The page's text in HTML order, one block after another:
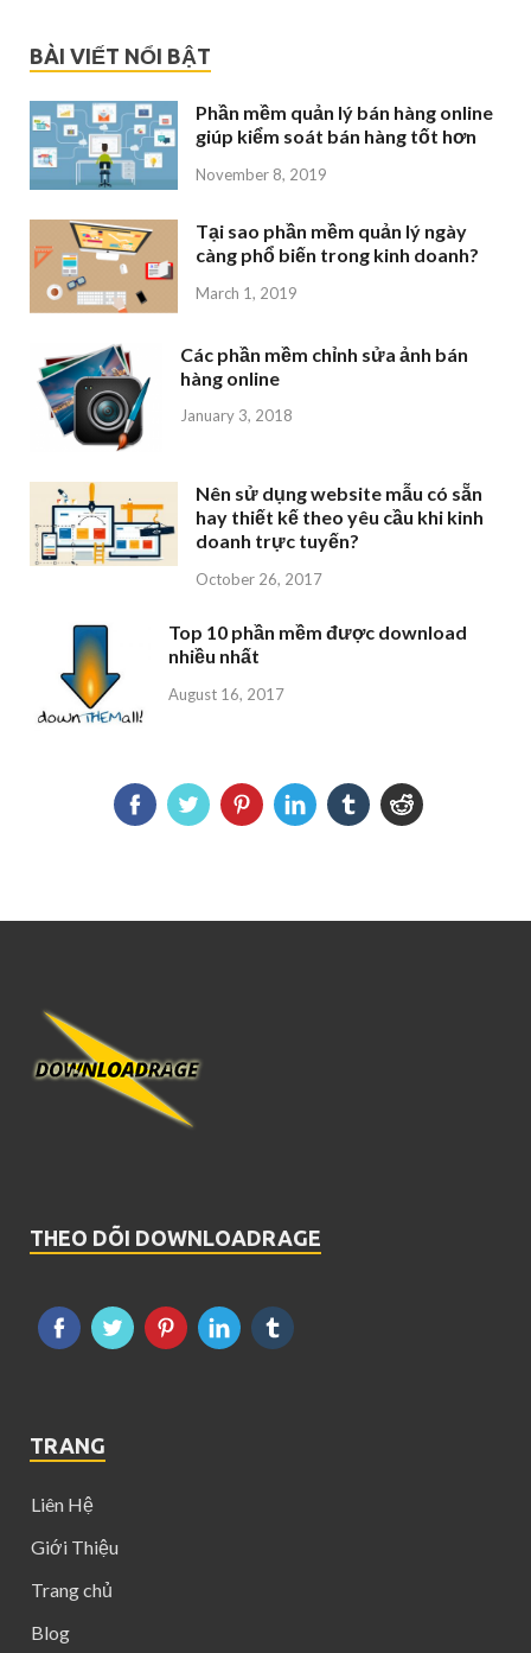
BÀI VIẾT NỔI BẬT
Phần mềm quản lý bán hàng online
giúp kiểm soát bán hàng tốt hơn
November 8, 2019
Tại sao phần mềm quản lý ngày
càng phổ biến trong kinh doanh?
March 1, 2019
Các phần mềm chỉnh sửa ảnh bán
hàng online
January 3, 2018
Nên sử dụng website mẫu có sẵn
hay thiết kế theo yêu cầu khi kinh
doanh trực tuyến?
October 26, 2017
Top 10 phần mềm được download
nhiều nhất
August 16, 2017
THEO DÕI DOWNLOADRAGE
TRANG
Liên Hệ
Giới Thiệu
Trang chủ
Blog